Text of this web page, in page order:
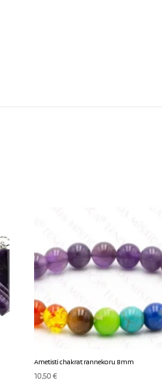
Ametisti chakrat rannekoru 8mm
10,50€